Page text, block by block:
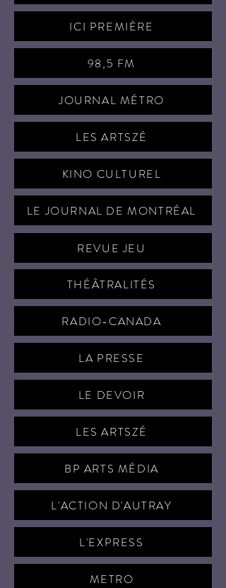
ICI PREMIÈRE
98,5 FM
JOURNAL MÉTRO
LES ARTSZÉ
KINO CULTUREL
LE JOURNAL DE MONTRÉAL
REVUE JEU
THÉÂTRALITÉS
RADIO-CANADA
LA PRESSE
LE DEVOIR
LES ARTSZÉ
BP ARTS MÉDIA
L'ACTION D'AUTRAY
L'EXPRESS
METRO